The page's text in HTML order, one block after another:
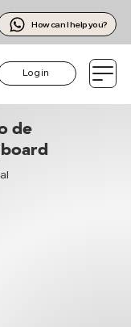
How can I help you?
Log in
de